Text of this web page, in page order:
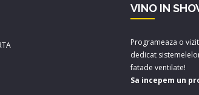
VINO IN
Programeaza o
dedicat
fatade ventilate!
Sa incepem un